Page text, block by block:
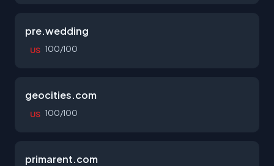
pre.wedding
US 100/100
geocities.com
US 100/100
primarent.com